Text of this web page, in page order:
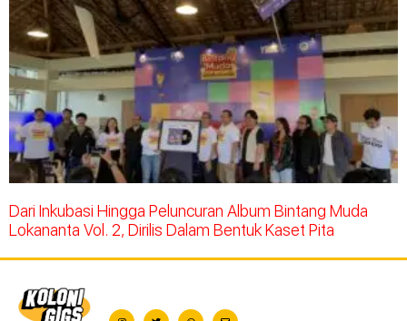
Dari Inkubasi Hingga Peluncuran Album Bintang Muda
Lokananta Vol. 2, Dirilis Dalam Bentuk Kaset Pita